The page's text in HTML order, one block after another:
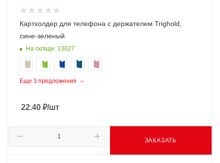
Картхолдер для телефона с держателем Trighold,
сине-зеленый
На складе: 13027
Еще 3 предложения
22.40 ₽/шт
ЗАКАЗАТЬ